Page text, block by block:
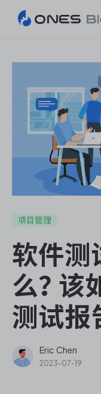
ONES Project
ONES Wiki
ONES Desk
ONES
项目管理
软件测
么？该
测试报
Eric Chen
2023-07-19